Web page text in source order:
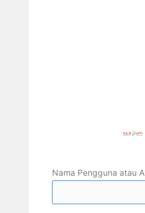
Nama Pengguna atau